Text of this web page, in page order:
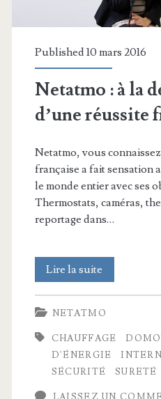
Published 10 mars 2016
Netatmo : à la
d’une réussite
Netatmo, vous
française a fait sensation
le monde entier avec ses
Thermostats, caméras,
reportage dans…
Lire la suite
:
à
la
découverte
d’une
NETATMO
CHAUFFAGE
D'ÉNERGIE
SÉCURITÉ
SURETÉ
LAISSEZ UN